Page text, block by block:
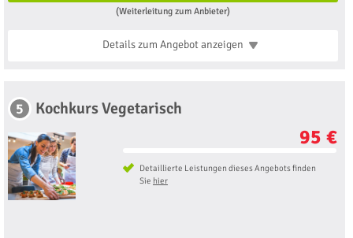
(Weiterleitung zum Anbieter)
Details zum Angebotanzeigen
5 Kochkurs Vegetarisch
95 €
Detaillierte Leistungen dieses Angebots finden
Sie hier